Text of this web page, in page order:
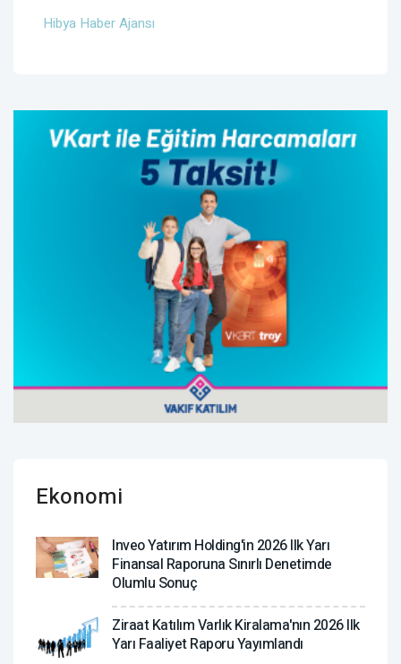
Hibya Haber Ajansı
Ekonomi
Inveo Yatırım Holding'in 2026 Ilk Yarı
Finansal Raporuna Sınırlı Denetimde
Olumlu Sonuç
Ziraat Katılım Varlık Kiralama'nın 2026 Ilk
Yarı Faaliyet Raporu Yayımlandı